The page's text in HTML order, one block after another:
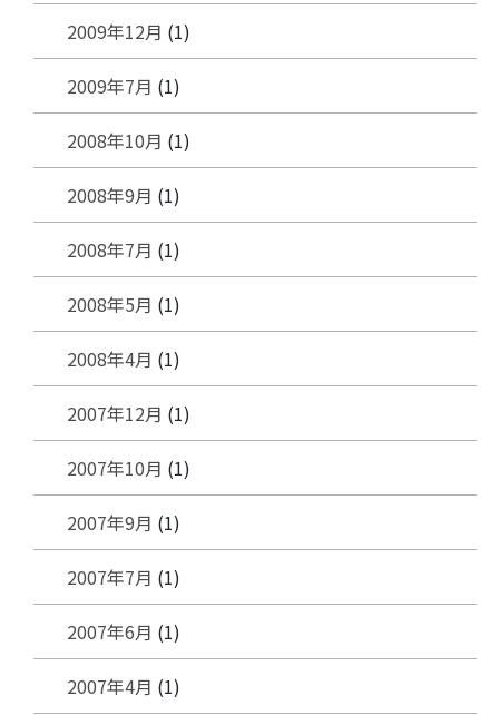
2009年12月 (1)
2009年7月 (1)
2008年10月 (1)
2008年9月 (1)
2008年7月 (1)
2008年5月 (1)
2008年4月 (1)
2007年12月 (1)
2007年10月 (1)
2007年9月 (1)
2007年7月 (1)
2007年6月 (1)
2007年4月 (1)